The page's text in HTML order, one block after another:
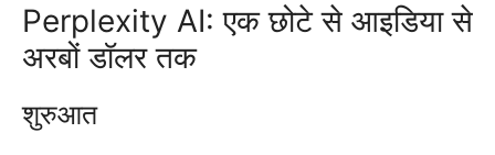
Perplexity AI: एक छोटे से आइडिया से
अरबों डॉलर तक
शुरुआत